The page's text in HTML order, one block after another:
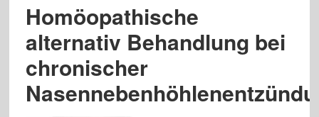
Homöopathische
alternativ Behandlung bei
chronischer